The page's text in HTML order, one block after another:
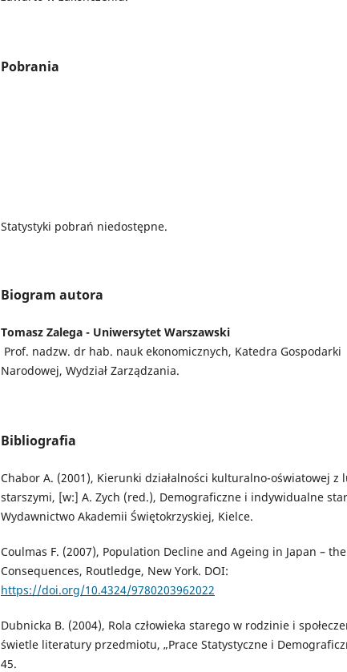
Pobrania
Statystyki pobrań niedostępne.
Biogram autora
Tomasz Zalega - Uniwersytet Warszawski
Prof. nadzw. dr hab. nauk ekonomicznych, Katedra Gospodarki
Narodowej, Wydział Zarządzania.
Bibliografia
Chabor A. (2001), Kierunki działalności kulturalno-oświatowej z
starszymi, [w:] A. Zych (red.), Demograficzne i indywidualne
Wydawnictwo Akademii Świętokrzyskiej, Kielce.
Coulmas F. (2007), Population Decline and Ageing in Japan –
Consequences, Routledge, New York. DOI:
https://doi.org/10.4324/9780203962022
Dubnicka B. (2004), Rola człowieka starego w rodzinie i
świetle literatury przedmiotu, „Prace Statystyczne i
45.